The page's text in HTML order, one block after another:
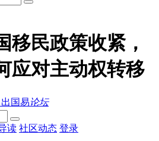
移民政策收紧，
应对主动权转移
出国易论坛
读 社区动态 登录